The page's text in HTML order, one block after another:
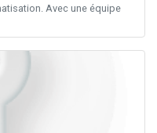
Avec une équipe